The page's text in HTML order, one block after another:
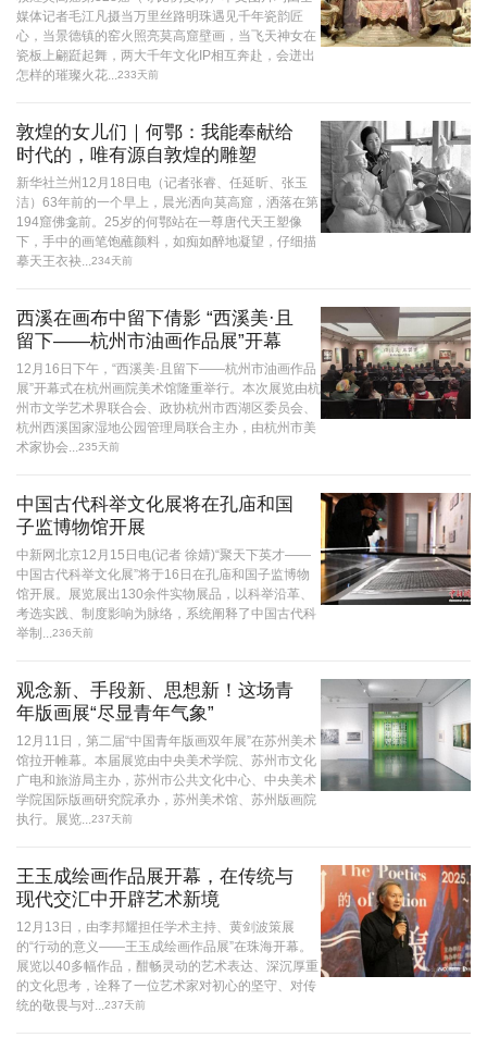
媒体记者毛江凡摄当万里丝路明珠遇见千年瓷韵匠
心，当景德镇的窑火照亮莫高窟壁画，当飞天神女在
瓷板上翩跹起舞，两大千年文化IP相互奔赴，会迸出
怎样的璀璨火花...
233天前
敦煌的女儿们｜何鄂：我能奉献给
时代的，唯有源自敦煌的雕塑
新华社兰州12月18日电（记者张睿、任延昕、张玉
洁）63年前的一个早上，晨光洒向莫高窟，洒落在第
194窟佛龛前。25岁的何鄂站在一尊唐代天王塑像
下，手中的画笔饱蘸颜料，如痴如醉地凝望，仔细描
摹天王衣袂...
234天前
西溪在画布中留下倩影 “西溪美·且
留下——杭州市油画作品展”开幕
12月16日下午，“西溪美·且留下——杭州市油画作品
展”开幕式在杭州画院美术馆隆重举行。本次展览由杭
州市文学艺术界联合会、政协杭州市西湖区委员会、
杭州西溪国家湿地公园管理局联合主办，由杭州市美
术家协会...
235天前
中国古代科举文化展将在孔庙和国
子监博物馆开展
中新网北京12月15日电(记者 徐婧)“聚天下英才——
中国古代科举文化展”将于16日在孔庙和国子监博物
馆开展。展览展出130余件实物展品，以科举沿革、
考选实践、制度影响为脉络，系统阐释了中国古代科
举制...
236天前
观念新、手段新、思想新！这场青
年版画展“尽显青年气象”
12月11日，第二届“中国青年版画双年展”在苏州美术
馆拉开帷幕。本届展览由中央美术学院、苏州市文化
广电和旅游局主办，苏州市公共文化中心、中央美术
学院国际版画研究院承办，苏州美术馆、苏州版画院
执行。展览...
237天前
王玉成绘画作品展开幕，在传统与
现代交汇中开辟艺术新境
12月13日，由李邦耀担任学术主持、黄剑波策展
的“行动的意义——王玉成绘画作品展”在珠海开幕。
展览以40多幅作品，酣畅灵动的艺术表达、深沉厚重
的文化思考，诠释了一位艺术家对初心的坚守、对传
统的敬畏与对...
237天前